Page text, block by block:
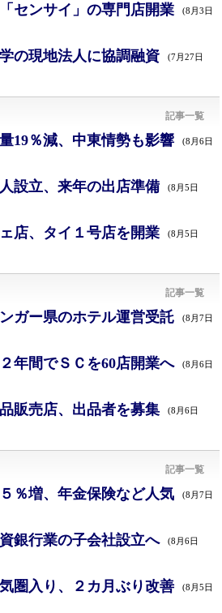
センサイ」の専門店開業 (8月3日
の現地法人に協調融資 (7月27日
記事一覧
19％減、中東情勢も影響 (8月6日
設立、来年の出店準備 (8月5日
店、タイ１号店を開業 (8月5日
記事一覧
ガー県のホテル運営受託 (8月7日
年間でＳＣを60店開業へ (8月6日
販売店、出品者を募集 (8月6日
記事一覧
％増、年金保険など人気 (8月7日
銀行業の子会社設立へ (8月6日
圏入り、２カ月ぶり改善 (8月5日